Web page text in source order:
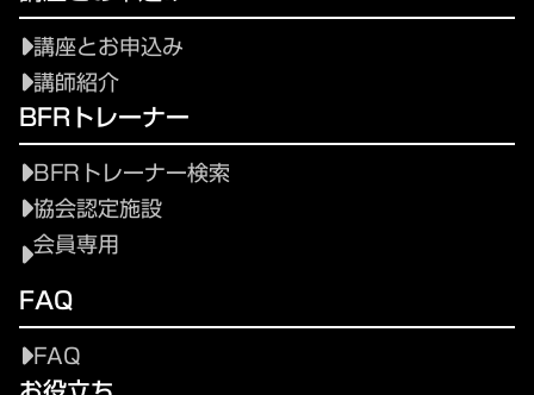
講座とお申込み
講師紹介
BFRトレーナー
BFRトレーナー検索
協会認定施設
会員専用
FAQ
FAQ